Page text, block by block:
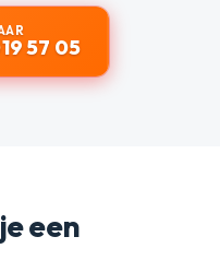
57 05
een